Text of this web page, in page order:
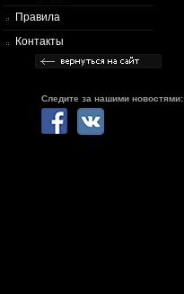
Правила
Контакты
Следите за нашими новостями: